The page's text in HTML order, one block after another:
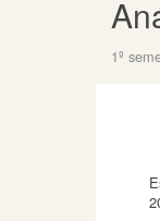
1º